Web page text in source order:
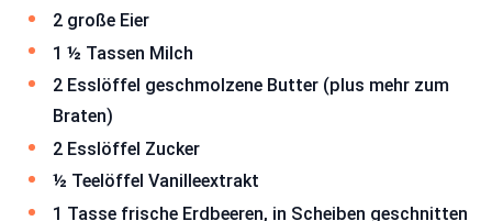
2 große Eier
1 ½ Tassen Milch
2 Esslöffel geschmolzene Butter (plus mehr zum
Braten)
2 Esslöffel Zucker
½ Teelöffel Vanilleextrakt
1 Tasse frische Erdbeeren, in Scheiben geschnitten